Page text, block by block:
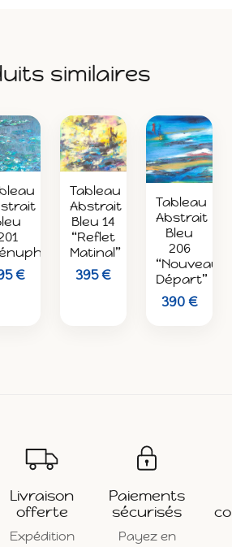
similaires
€
Tableau
Abstrait
Bleu 14
“Reflet
Matinal”
395 €
Tableau
Abstrait
Bleu
206
“Nouveau
Départ”
390 €
Livraison
offerte
Expédition
Paiements
sécurisés
Payez en